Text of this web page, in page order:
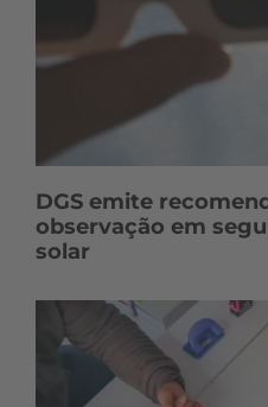
DGS emite
observação em
solar